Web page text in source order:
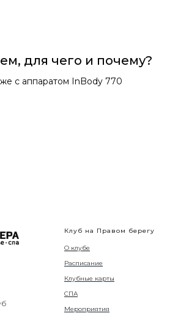
для чего и почему?
с аппаратом InBody 770
Клуб на Правом берегу
О клубе
Расписание
Клубные карты
СПА
Мероприятия